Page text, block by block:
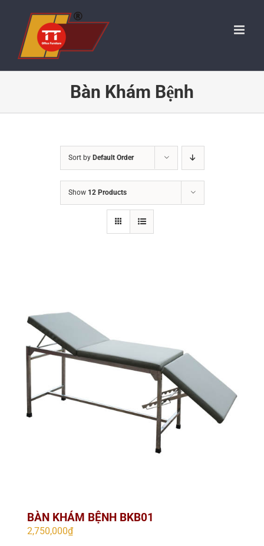
content
Bàn Khám Bệnh
Sort by Default Order
Show 12 Products
BÀN KHÁM BỆNH BKB01
2,750,000₫